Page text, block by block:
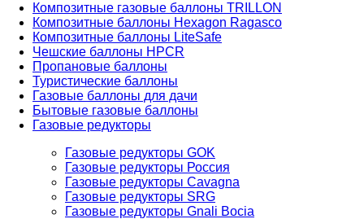
Композитные газовые баллоны TRILLON
Композитные баллоны Hexagon Ragasco
Композитные баллоны LiteSafe
Чешские баллоны HPCR
Пропановые баллоны
Туристические баллоны
Газовые баллоны для дачи
Бытовые газовые баллоны
Газовые редукторы
Газовые редукторы GOK
Газовые редукторы Россия
Газовые редукторы Cavagna
Газовые редукторы SRG
Газовые редукторы Gnali Bocia